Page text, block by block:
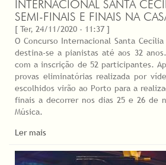
INTERNACIONAL SANTA
SEMI-FINAIS E FINAIS NA
[ Ter, 24/11/2020 - 11:37 ]
O Concurso Internacional Santa
destina-se a pianistas até aos 32
com a inscrição de 52 participantes.
provas eliminatórias realizada por
escolhidos virão ao Porto para a
finais a decorrer nos dias 25 e 26 de
Música.
Ler mais